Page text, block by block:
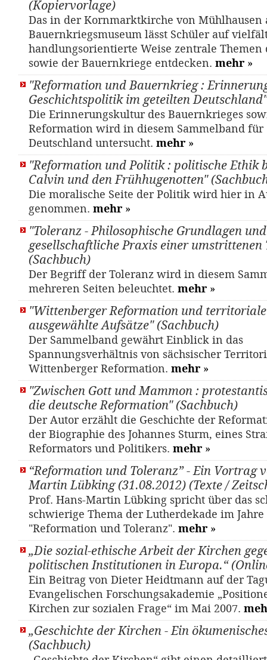
(Kopiervorlage)
Das in der Kornmarktkirche von Mühlhausen
Bauernkriegsmuseum lässt Schüler auf
handlungsorientierte Weise zentrale Themen
sowie der Bauernkriege entdecken. mehr »
"Reformation und Bauernkrieg :
Geschichtspolitik im geteilten
Die Erinnerungskultur des Bauernkrieges
Reformation wird in diesem Sammelband für
Deutschland untersucht. mehr »
"Reformation und Politik : politische Ethik
Calvin und den Frühhugenotten"
Die moralische Seite der Politik wird hier in
genommen. mehr »
"Toleranz - Philosophische Grundlagen und
gesellschaftliche Praxis einer umstrittenen
(Sachbuch)
Der Begriff der Toleranz wird in diesem
mehreren Seiten beleuchtet. mehr »
"Wittenberger Reformation und
ausgewählte Aufsätze" (Sachbuch)
Der Sammelband gewährt Einblick in das
Spannungsverhältnis von sächsischer
Wittenberger Reformation. mehr »
"Zwischen Gott und Mammon :
die deutsche Reformation" (Sachbuch)
Der Autor erzählt die Geschichte der
der Biographie des Johannes Sturm, eines
Reformators und Politikers. mehr »
“Reformation und Toleranz” - Ein Vortrag
Martin Lübking (31.08.2012) (Texte /
Prof. Hans-Martin Lübking spricht über das
schwierige Thema der Lutherdekade im Jahre
"Reformation und Toleranz". mehr »
„Die sozial-ethische Arbeit der Kirchen
politischen Institutionen in Europa.“
Ein Beitrag von Dieter Heidtmann auf der
Evangelischen Forschungsakademie
Kirchen zur sozialen Frage“ im Mai 2007.
„Geschichte der Kirchen - Ein
(Sachbuch)